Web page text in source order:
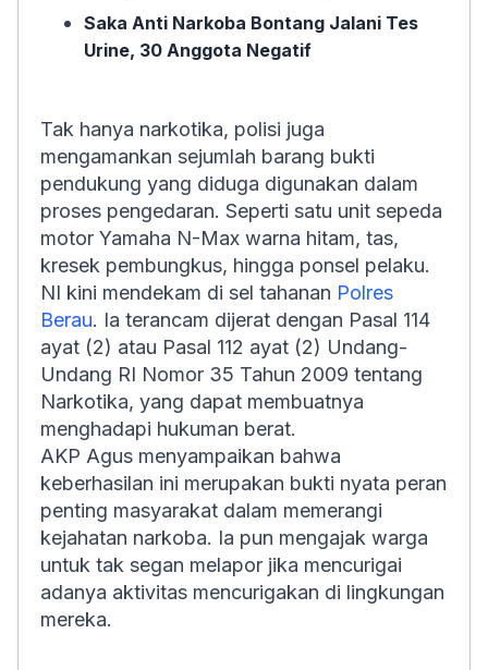
Saka Anti Narkoba Bontang Jalani Tes
Urine, 30 Anggota Negatif
Tak hanya narkotika, polisi juga
mengamankan sejumlah barang bukti
pendukung yang diduga digunakan dalam
proses pengedaran. Seperti satu unit sepeda
motor Yamaha N-Max warna hitam, tas,
kresek pembungkus, hingga ponsel pelaku.
NI kini mendekam di sel tahanan Polres
Berau. Ia terancam dijerat dengan Pasal 114
ayat (2) atau Pasal 112 ayat (2) Undang-
Undang RI Nomor 35 Tahun 2009 tentang
Narkotika, yang dapat membuatnya
menghadapi hukuman berat.
AKP Agus menyampaikan bahwa
keberhasilan ini merupakan bukti nyata peran
penting masyarakat dalam memerangi
kejahatan narkoba. Ia pun mengajak warga
untuk tak segan melapor jika mencurigai
adanya aktivitas mencurigakan di lingkungan
mereka.